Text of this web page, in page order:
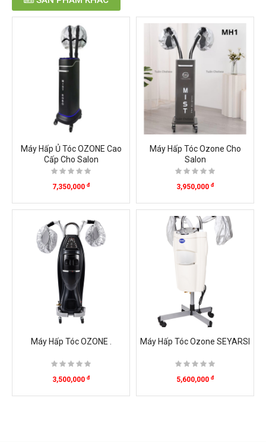
Máy Hấp Ủ Tóc OZONE Cao
Cấp Cho Salon
7,350,000 đ
Máy Hấp Tóc Ozone Cho
Salon
3,950,000 đ
Máy Hấp Tóc OZONE .
3,500,000 đ
Máy Hấp Tóc Ozone SEYARSI
5,600,000 đ